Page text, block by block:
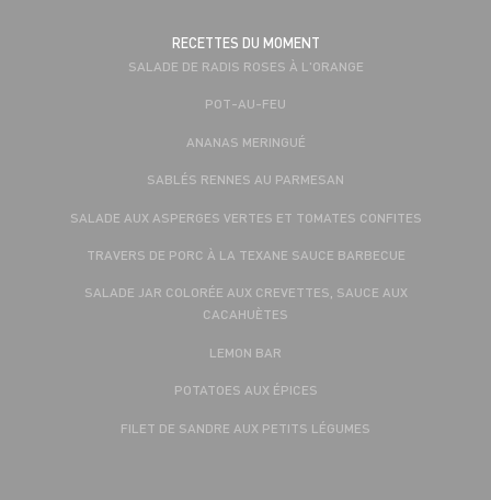
RECETTES DU MOMENT
SALADE DE RADIS ROSES À L'ORANGE
POT-AU-FEU
ANANAS MERINGUÉ
SABLÉS RENNES AU PARMESAN
SALADE AUX ASPERGES VERTES ET TOMATES CONFITES
TRAVERS DE PORC À LA TEXANE SAUCE BARBECUE
SALADE JAR COLORÉE AUX CREVETTES, SAUCE AUX
CACAHUÈTES
LEMON BAR
POTATOES AUX ÉPICES
FILET DE SANDRE AUX PETITS LÉGUMES